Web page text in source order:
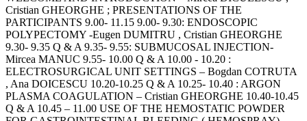
Cristian GHEORGHE ; PRESENTATIONS OF THE
PARTICIPANTS 9.00- 11.15 9.00- 9.30: ENDOSCOPIC
POLYPECTOMY -Eugen DUMITRU , Cristian GHEORGHE
9.30- 9.35 Q & A 9.35- 9.55: SUBMUCOSAL INJECTION-
Mircea MANUC 9.55- 10.00 Q & A 10.00 - 10.20 :
ELECTROSURGICAL UNIT SETTINGS – Bogdan COTRUTA
, Ana DOICESCU 10.20-10.25 Q & A 10.25- 10.40 : ARGON
PLASMA COAGULATION – Cristian GHEORGHE 10.40-10.45
Q & A 10.45 – 11.00 USE OF THE HEMOSTATIC POWDER